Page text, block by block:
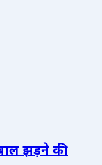
झड़ने की